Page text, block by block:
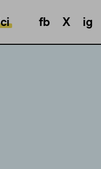
fb X ig